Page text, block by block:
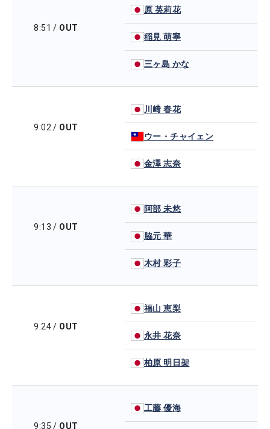
8:51 / OUT
原 英莉花
稲見 萌寧
三ヶ島 かな
9:02/ OUT
川﨑 春花
ウー・チャイェン
金澤 志奈
9:13 / OUT
阿部 未悠
脇元 華
木村 彩子
9:24/ OUT
福山 恵梨
永井 花奈
柏原 明日架
9:35 / OUT
工藤 優海